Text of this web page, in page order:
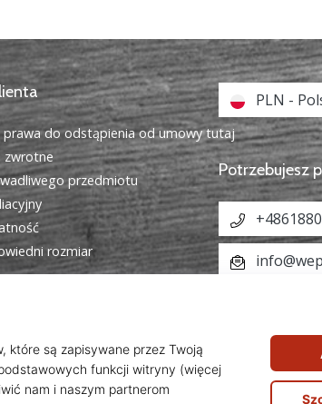
prawa do odstąpienia od umowy tutaj
zwrotne
przedmiotu
rozmiar
ambasadorów
PLN -
Potrzebujesz